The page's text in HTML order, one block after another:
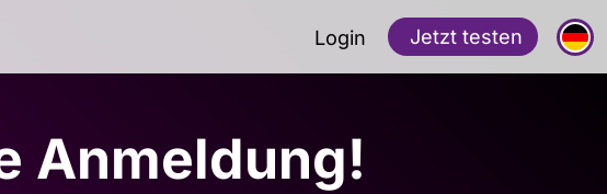
Login Jetzt testen
Anmeldung!